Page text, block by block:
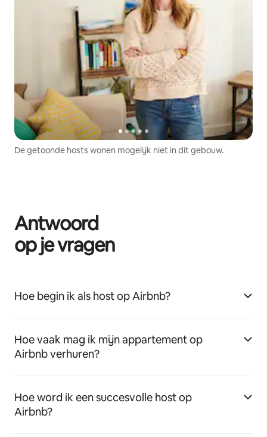
De getoonde hosts wonen mogelijk niet in dit gebouw.
Antwoord
op je vragen
Hoe begin ik als host op Airbnb?
Hoe vaak mag ik mijn appartement op
Airbnb verhuren?
Hoe word ik een succesvolle host op
Airbnb?